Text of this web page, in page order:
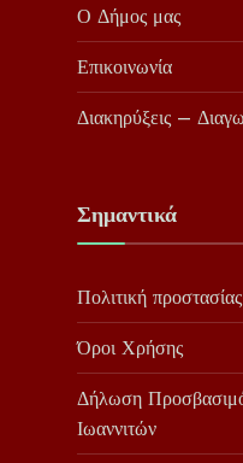
Ο Δήμος μας
Επικοινωνία
Διακηρύξεις –
Σημαντικά
Πολιτική
Όροι Χρήσης
Δήλωση
Ιωαννιτών